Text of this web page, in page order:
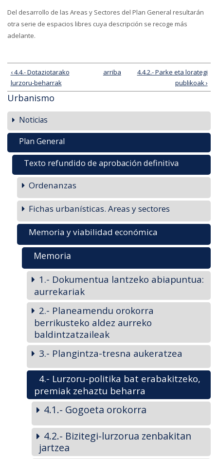
Del desarrollo de las Areas y Sectores del Plan General resultarán
otra serie de espacios libres cuya descripción se recoge más
adelante.
‹ 4.4.- Dotaziotarako
lurzoru-beharrak
arriba
4.4.2.- Parke eta lorategi
publikoak ›
Urbanismo
Noticias
Plan General
Texto refundido de aprobación definitiva
Ordenanzas
Fichas urbanísticas. Areas y sectores
Memoria y viabilidad económica
Memoria
1.- Dokumentua lantzeko abiapuntua:
aurrekariak
2.- Planeamendu orokorra
berrikusteko aldez aurreko
baldintzatzaileak
3.- Plangintza-tresna aukeratzea
4.- Lurzoru-politika bat erabakitzeko,
premiak zehaztu beharra
4.1.- Gogoeta orokorra
4.2.- Bizitegi-lurzorua zenbakitan
jartzea